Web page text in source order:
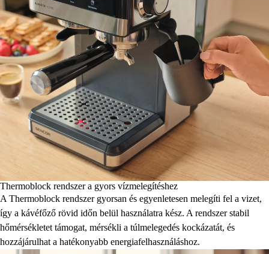
Thermoblock rendszer a gyors vízmelegítéshez
A Thermoblock rendszer gyorsan és egyenletesen melegíti fel a vizet,
így a kávéfőző rövid időn belül használatra kész. A rendszer stabil
hőmérsékletet támogat, mérsékli a túlmelegedés kockázatát, és
hozzájárulhat a hatékonyabb energiafelhasználáshoz.